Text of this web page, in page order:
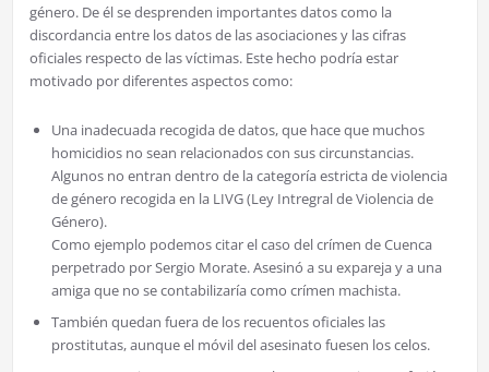
género. De él se desprenden importantes datos como la
discordancia entre los datos de las asociaciones y las cifras
oficiales respecto de las víctimas. Este hecho podría estar
motivado por diferentes aspectos como:
Una inadecuada recogida de datos, que hace que muchos
homicidios no sean relacionados con sus circunstancias.
Algunos no entran dentro de la categoría estricta de violencia
de género recogida en la LIVG (Ley Intregral de Violencia de
Género).
Como ejemplo podemos citar el caso del crímen de Cuenca
perpetrado por Sergio Morate. Asesinó a su expareja y a una
amiga que no se contabilizaría como crímen machista.
También quedan fuera de los recuentos oficiales las
prostitutas, aunque el móvil del asesinato fuesen los celos.